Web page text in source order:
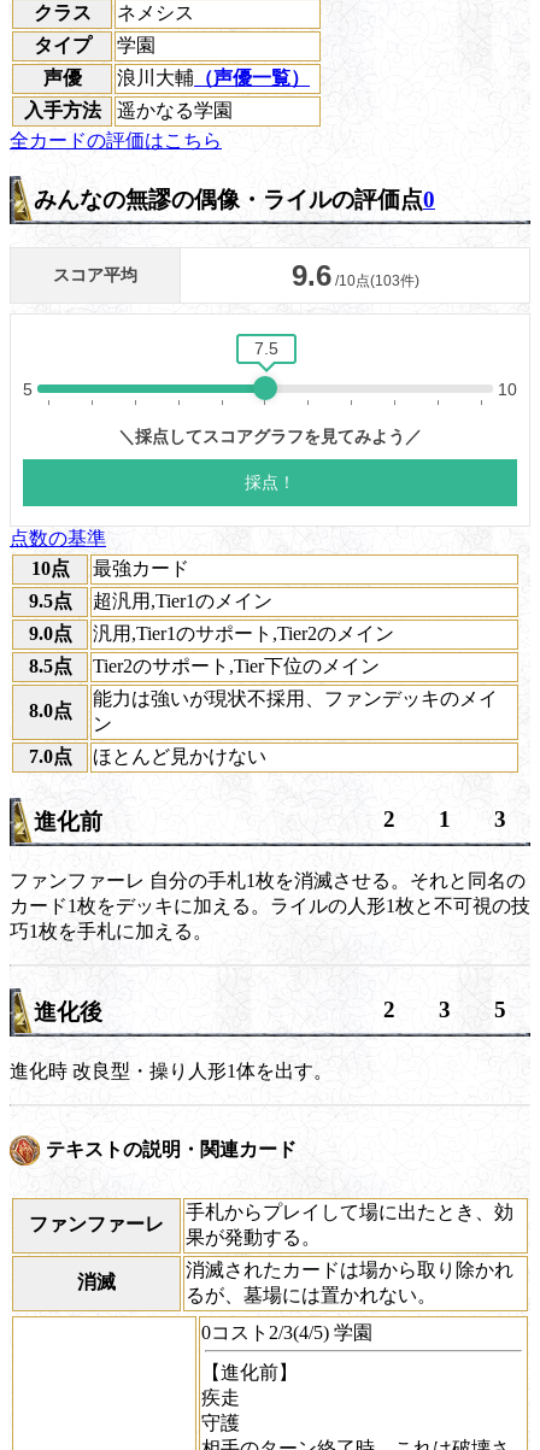
クラス
ネメシス
タイプ
学園
声優
浪川大輔 （声優一覧）
入手方法
遥かなる学園
全カードの評価はこちら
みんなの無謬の偶像・ライルの評価点0
点数の基準
10点
最強カード
9.5点
超汎用,Tier1のメイン
9.0点
汎用,Tier1のサポート,Tier2のメイン
8.5点
Tier2のサポート,Tier下位のメイン
8.0点
能力は強いが現状不採用、ファンデッキのメイ
ン
7.0点
ほとんど見かけない
進化前 2 1 3
ファンファーレ 自分の手札1枚を消滅させる。それと同名の
カード1枚をデッキに加える。ライルの人形1枚と不可視の技
巧1枚を手札に加える。
進化後 2 3 5
進化時改良型・操り人形1体を出す。
テキストの説明・関連カード
ファンファーレ
手札からプレイして場に出たとき、効
果が発動する。
消滅
消滅されたカードは場から取り除かれ
るが、墓場には置かれない。
0コスト2/3(4/5) 学園
【進化前】
疾走
守護